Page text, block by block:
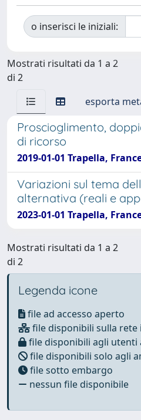
o inserisci le iniziali:
Mostrati risultati da 1 a 2
di 2
esporta
Proscioglimento,
di ricorso
2019-01-01 Trapella,
Variazioni sul tema
alternativa (reali e
2023-01-01 Trapella,
Mostrati risultati da 1 a 2
di 2
Legenda icone
file ad accesso aperto
file disponibili sulla rete
file disponibili agli utenti
file disponibili solo agli
file sotto embargo
nessun file disponibile